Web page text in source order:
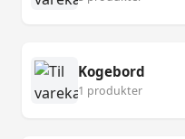
Kogebord
1 produkter